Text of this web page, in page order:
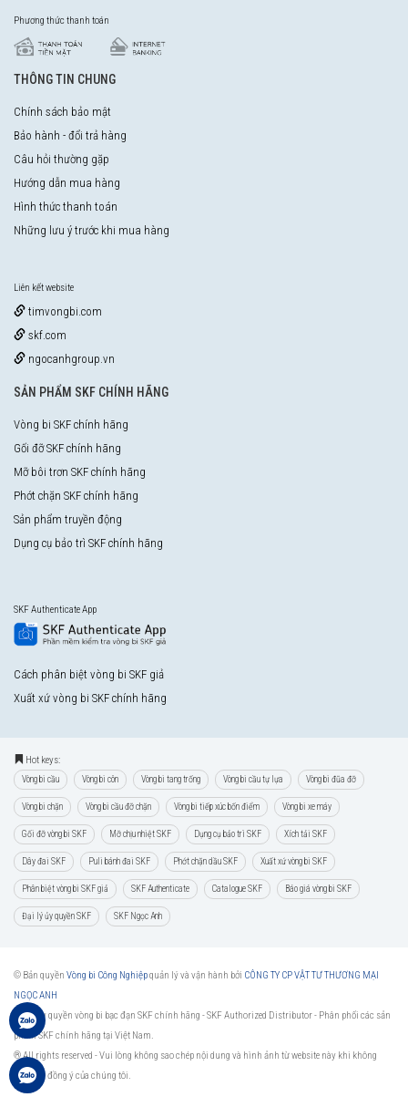
Phương thức thanh toán
THÔNG TIN CHUNG
Chính sách bảo mật
Bảo hành - đổi trả hàng
Câu hỏi thường gặp
Hướng dẫn mua hàng
Hình thức thanh toán
Những lưu ý trước khi mua hàng
Liên kết website
timvongbi.com
skf.com
ngocanhgroup.vn
SẢN PHẨM SKF CHÍNH HÃNG
Vòng bi SKF chính hãng
Gối đỡ SKF chính hãng
Mỡ bôi trơn SKF chính hãng
Phớt chặn SKF chính hãng
Sản phẩm truyền động
Dụng cụ bảo trì SKF chính hãng
SKF Authenticate App
Cách phân biệt vòng bi SKF giả
Xuất xứ vòng bi SKF chính hãng
Hot keys:
Vòng bi cầu Vòng bi côn Vòng bi tang trống Vòng bi cầu tự lựa Vòng bi đũa đỡ
Vòng bi chặn Vòng bi cầu đỡ chặn Vòng bi tiếp xúc bốn điểm Vòng bi xe máy
Gối đỡ vòng bi SKF Mỡ chịu nhiệt SKF Dụng cụ bảo trì SKF Xích tải SKF
Dây đai SKF Puli bánh đai SKF Phớt chặn dầu SKF Xuất xứ vòng bi SKF
Phân biệt vòng bi SKF giả SKF Authenticate Catalogue SKF Báo giá vòng bi SKF
Đại lý ủy quyền SKF SKF Ngọc Anh
© Bản quyền Vòng bi Công Nghiệpquản lý và vận hành bởi CÔNG TY CP VẬT TƯ THƯƠNG MẠI
NGỌC ANH
Đại lý ủy quyền vòng bi bạc đạn SKF chính hãng -SKF Authorized Distributor- Phân phối các sản
phẩm SKF chính hãng tại Việt Nam.
® All rights reserved - Vui lòng không sao chép nội dung và hình ảnh từ website này khi không
được sự đồng ý của chúng tôi.